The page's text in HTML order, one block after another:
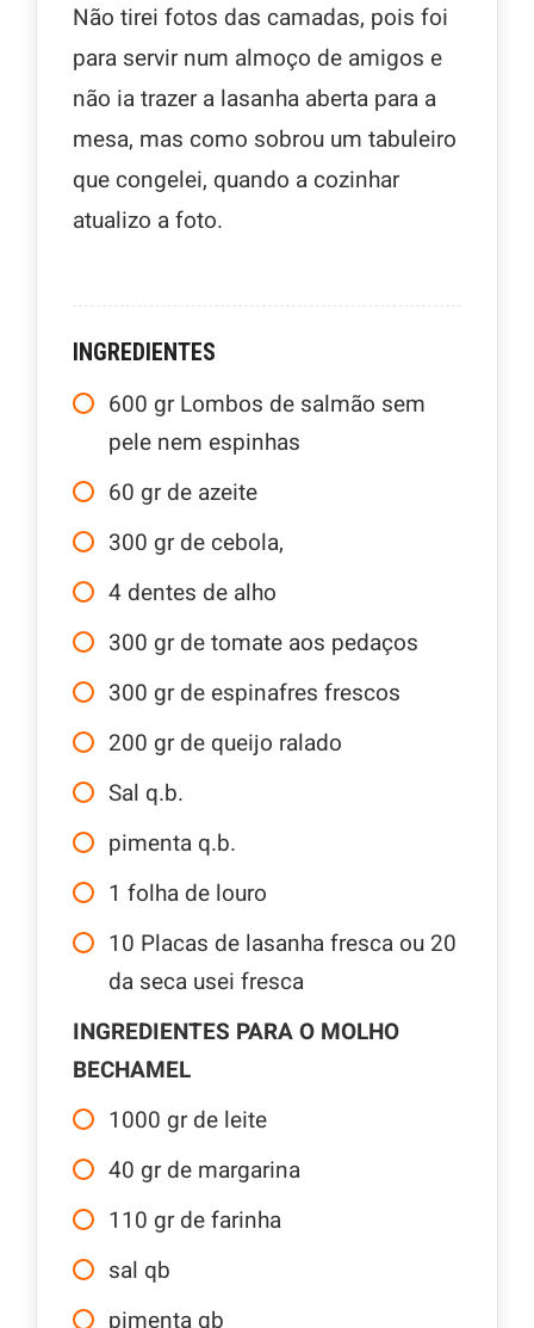
Não tirei fotos das camadas, pois foi
para servir num almoço de amigos e
não ia trazer a lasanha aberta para a
mesa, mas como sobrou um tabuleiro
que congelei, quando a cozinhar
atualizo a foto.
INGREDIENTES
600 gr Lombos de salmão sem
pele nem espinhas
60 gr de azeite
300 gr de cebola,
4 dentes de alho
300 gr de tomate aos pedaços
300 gr de espinafres frescos
200 gr de queijo ralado
Sal q.b.
pimenta q.b.
1 folha de louro
10 Placas de lasanha fresca ou 20
da seca usei fresca
INGREDIENTES PARA O MOLHO
BECHAMEL
1000 gr de leite
40 gr de margarina
110 gr de farinha
sal qb
pimenta qb